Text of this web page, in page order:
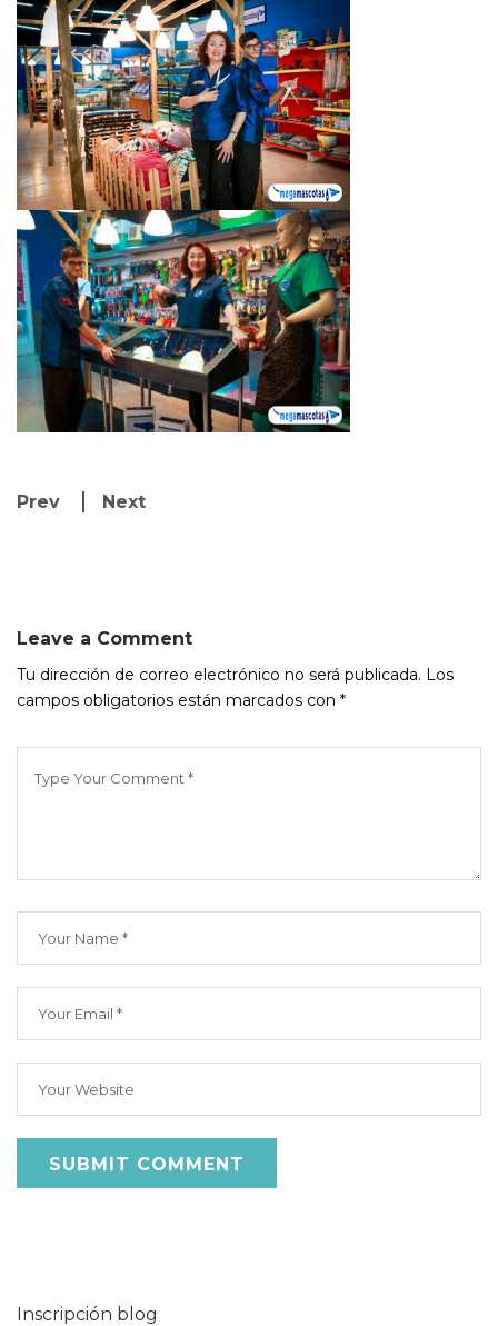
Prev Next
Leave a Comment
Tu dirección de correo electrónico no será publicada. Los
campos obligatorios están marcados con *
Inscripción blog